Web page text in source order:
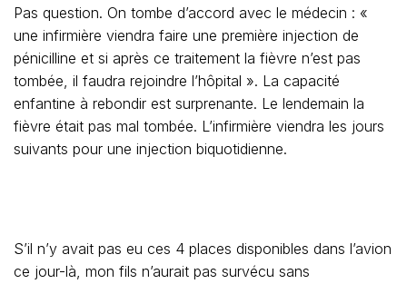
Pas question. On tombe d’accord avec le médecin : «
une infirmière viendra faire une première injection de
pénicilline et si après ce traitement la fièvre n’est pas
tombée, il faudra rejoindre l’hôpital ». La capacité
enfantine à rebondir est surprenante. Le lendemain la
fièvre était pas mal tombée. L’infirmière viendra les jours
suivants pour une injection biquotidienne.
S’il n’y avait pas eu ces 4 places disponibles dans l’avion
ce jour-là, mon fils n’aurait pas survécu sans